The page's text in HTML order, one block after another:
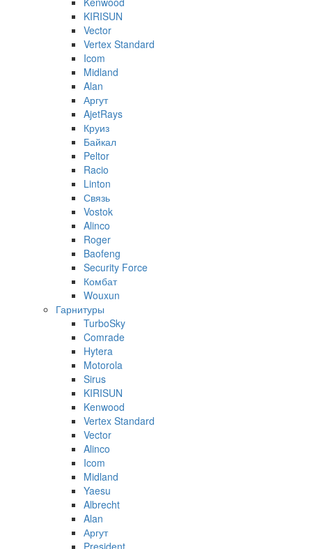
KIRISUN
Vector
Vertex Standard
Icom
Midland
Alan
Аргут
AjetRays
Круиз
Байкал
Peltor
Racio
Linton
Связь
Vostok
Alinco
Roger
Baofeng
Security Force
Комбат
Wouxun
Гарнитуры
TurboSky
Comrade
Hytera
Motorola
Sirus
KIRISUN
Kenwood
Vertex Standard
Vector
Alinco
Icom
Midland
Yaesu
Albrecht
Alan
Аргут
President